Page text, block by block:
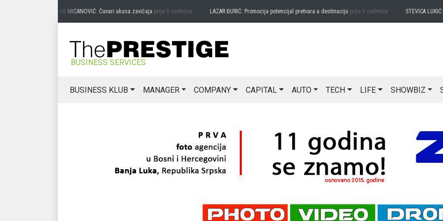
PREDRAG MIĆANOVIĆ: Čuvari ukusa zavičajaprije 3 sedmice LAZAR ĐURIĆ: Promocija potencijal pretvara u destinacijuprije 3 sedmice STEVICA
BUSINESS SERVICES
BUSINESS KLUB MANAGER COMPANY CAPITAL AUTO TECH LIFE SHOWBIZ